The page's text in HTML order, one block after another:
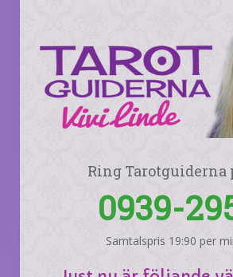
Ring Tarotguiderna
0939-
Samtalspris 19:90 per